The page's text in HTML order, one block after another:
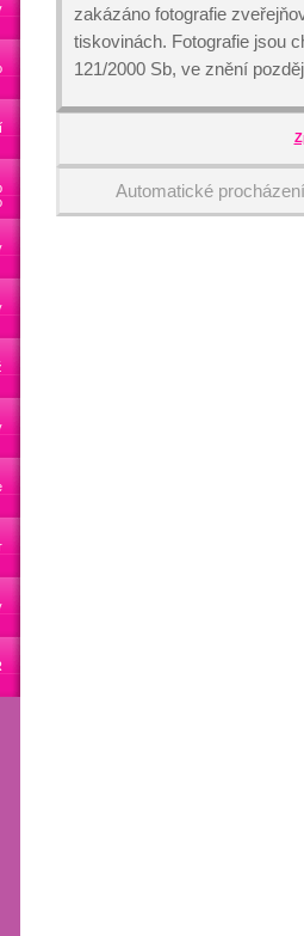
zakázáno fotografie
tiskovinách. Fotografie jsou
121/2000 Sb, ve znění
Automatické